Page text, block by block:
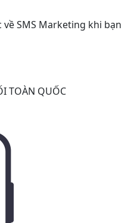
SMS Marketing khi bạn
TOÀN QUỐC